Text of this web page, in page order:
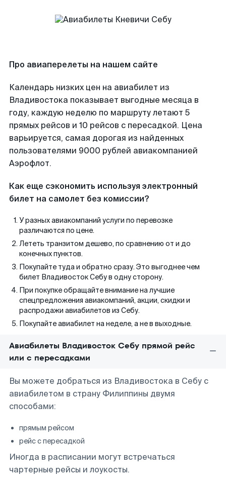
Про авиаперелеты на нашем сайте
Календарь низких цен на авиабилет из
Владивостока показывает выгодные месяца в
году, каждую неделю по маршруту летают 5
прямых рейсов и 10 рейсов с пересадкой. Цена
варьируется, самая дорогая из найденных
пользователями 9000 рублей авиакомпанией
Аэрофлот.
Как еще сэкономить используя электронный
билет на самолет без комиссии?
У разных авиакомпаний услуги по перевозке
различаются по цене.
Лететь транзитом дешево, по сравнению от и до
конечных пунктов.
Покупайте туда и обратно сразу. Это выгоднее чем
билет Владивосток Себу в одну сторону.
При покупке обращайте внимание на лучшие
спецпредложения авиакомпаний, акции, скидки и
распродажи авиабилетов из Себу.
Покупайте авиабилет на неделе, а не в выходные.
Авиабилеты Владивосток Себу прямой рейс
или с пересадками
Вы можете добраться из Владивостока в Себу с
авиабилетом в страну Филиппины двумя
способами:
прямым рейсом
рейс с пересадкой
Иногда в расписании могут встречаться
чартерные рейсы и лоукосты.